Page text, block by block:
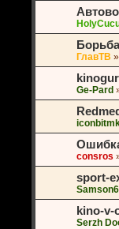
ГлавТВ »
Ge-Pard
consros
sport-
kino-v-
Serzh